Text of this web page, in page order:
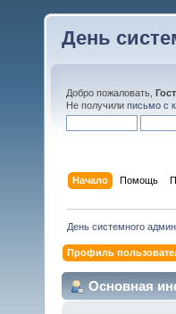
День
Добро пожаловать,
Не получили письмо с
Начало Помощь
День системного
Профиль
Основная